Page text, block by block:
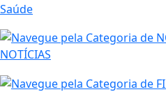
Saúde
NOTÍCIAS